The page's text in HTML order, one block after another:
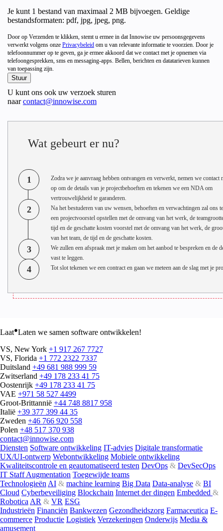
Je kunt 1 bestand van maximaal 2 MB bijvoegen. Geldige
bestandsformaten: pdf, jpg, jpeg, png.
Door op Verzenden te klikken, stemt u ermee in dat Innowise uw persoonsgegevens
verwerkt volgens onze Privacybeleid om u van relevante informatie te voorzien. Door je
telefoonnummer op te geven, ga je ermee akkoord dat we contact met je opnemen via
telefoongesprekken, sms en messaging-apps. Bellen, berichten en datatarieven kunnen
van toepassing zijn.
U kunt ons ook uw verzoek sturen
naarcontact@innowise.com
Wat gebeurt er nu?
1
Zodra we je aanvraag hebben ontvangen en verwerkt, nemen we contact
op om de details van je projectbehoeften en tekenen we een NDA om
vertrouwelijkheid te garanderen.
2
Na het bestuderen van uw wensen, behoeften en verwachtingen zal ons
een projectvoorstel opstellen met de omvang van het werk, de
tijd en de geschatte kosten voorstel met de omvang van het werk, de
van het team, de tijd en de geschatte kosten.
3
We zullen een afspraak met je maken om het aanbod te bespreken en de
vast te leggen.
4 Tot slot tekenen we een contract en gaan we meteen aan de slag met je
Laat●Laten we samen software ontwikkelen!
VS, New York +1 917 267 7727
VS, Florida +1 772 2322 7337
Duitsland +49 681 988 999 59
Zwitserland +49 178 233 41 75
Oostenrijk +49 178 233 41 75
VAE +971 58 527 4499
Groot-Brittannië +44 748 8817 958
Italië +39 377 399 44 35
Zweden +46 766 920 558
Polen +48 517 370 938
contact@innowise.com
Diensten Software ontwikkeling IT-advies Digitale transformatie
UX/UI-ontwerp Webontwikkeling Mobiele ontwikkeling
Kwaliteitscontrole en geautomatiseerd testen DevOps & DevSecOps
IT Staff Augmentation Toegewijde teams
Technologieën AI & machine learning Big Data Data-analyse & BI
Cloud Cyberbeveiliging Blockchain Internet der dingen Embedded &
Robotica AR & VR ESG
Industrieën Financiën Bankwezen Gezondheidszorg Farmaceutica E-
commerce Productie Logistiek Verzekeringen Onderwijs Media &
amusement